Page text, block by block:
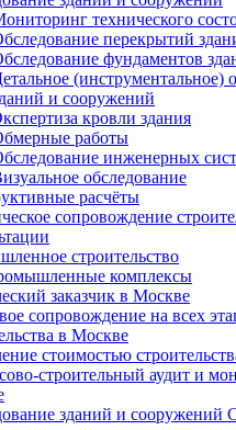
технического
перекрытий
фундаментов
(инструментальное)
и сооружений
кровли здания
работы
инженерных
обследование
расчёты
сопровождение
строительство
комплексы
заказчик в Москве
сопровождение на всех
в Москве
стоимостью
строительный аудит и
зданий и сооружений